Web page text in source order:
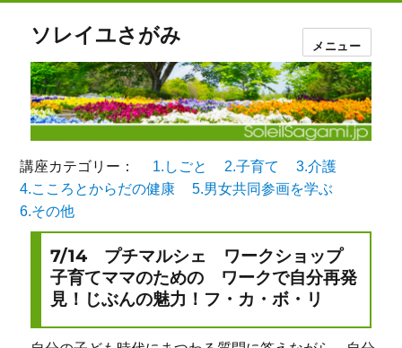
ソレイユさがみ メニュー
講座カテゴリー： 1.しごと 2.子育て
3.介護
4.こころとからだの健康
5.男女共同参画を学ぶ
6.その他
7/14 プチマルシェ ワークショップ
子育てママのための ワークで自分再発
見！じぶんの魅力！フ・カ・ボ・リ